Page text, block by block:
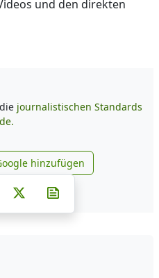
und den direkten
journalistischen Standards
news.de zu Google
hinzufügen
Facebook
Teilen auf Whatsapp
Teilen auf Telegram
Pinterest
E-Mail teilen
Post auf X